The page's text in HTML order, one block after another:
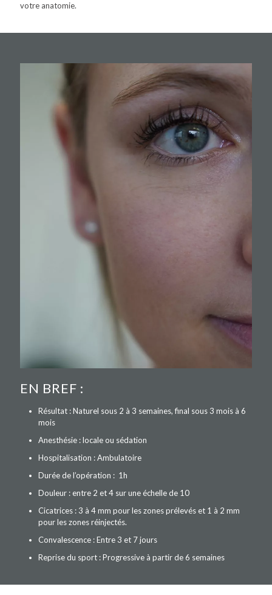
votre anatomie.
EN BREF :
Résultat : Naturel sous 2 à 3 semaines, final sous 3 mois à 6
mois
Anesthésie : locale ou sédation
Hospitalisation : Ambulatoire
Durée de l’opération : 1h
Douleur : entre 2 et 4 sur une échelle de 10
Cicatrices : 3 à 4 mm pour les zones prélevés et 1 à 2 mm
pour les zones réinjectés.
Convalescence : Entre 3 et 7 jours
Reprise du sport : Progressive à partir de 6 semaines